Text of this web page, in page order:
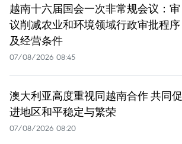
越南十六届国会一次非常规会议：审
议削减农业和环境领域行政审批程序
及经营条件
07/08/2026 08:45
澳大利亚高度重视同越南合作 共同促
进地区和平稳定与繁荣
07/08/2026 08:20